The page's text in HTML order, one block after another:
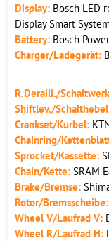
Display: Bosch LED
Display Smart
Battery: Bosch
Charger/Ladegerät:
R.Deraill./
Shiftlev./
Crankset/Kurbel:
Chainring/
Sprocket/Kassette:
Chain/Kette: SRAM
Brake/Bremse:
Rotor/Bremsscheibe:
Wheel V/Laufrad V:
Wheel R/Laufrad H: